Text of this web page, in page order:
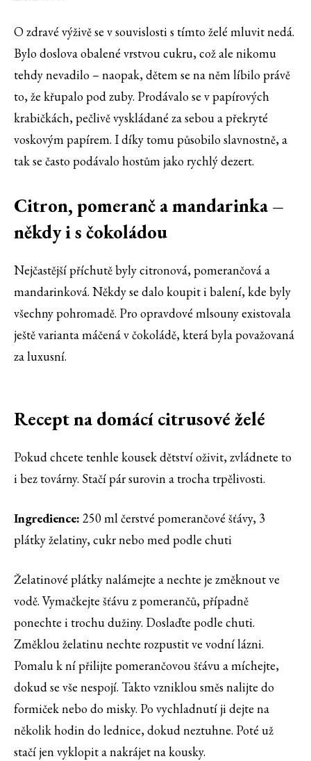
O zdravé výživě se v souvislosti s tímto želé mluvit nedá.
Bylo doslova obalené vrstvou cukru, což ale nikomu
tehdy nevadilo – naopak, dětem se na něm líbilo právě
to, že křupalo pod zuby. Prodávalo se v papírových
krabičkách, pečlivě vyskládané za sebou a překryté
voskovým papírem. I díky tomu působilo slavnostně, a
tak se často podávalo hostům jako rychlý dezert.
Citron, pomeranč a mandarinka –
někdy i s čokoládou
Nejčastější příchutě byly citronová, pomerančová a
mandarinková. Někdy se dalo koupit i balení, kde byly
všechny pohromadě. Pro opravdové mlsouny existovala
ještě varianta máčená v čokoládě, která byla považovaná
za luxusní.
Recept na domácí citrusové želé
Pokud chcete tenhle kousek dětství oživit, zvládnete to
i bez továrny. Stačí pár surovin a trocha trpělivosti.
Ingredience: 250 ml čerstvé pomerančové šťávy, 3
plátky želatiny, cukr nebo med podle chuti
Želatinové plátky nalámejte a nechte je změknout ve
vodě. Vymačkejte šťávu z pomerančů, případně
ponechte i trochu dužiny. Doslaďte podle chuti.
Změklou želatinu nechte rozpustit ve vodní lázni.
Pomalu k ní přilijte pomerančovou šťávu a míchejte,
dokud se vše nespojí. Takto vzniklou směs nalijte do
formiček nebo do misky. Po vychladnutí ji dejte na
několik hodin do lednice, dokud neztuhne. Poté už
stačí jen vyklopit a nakrájet na kousky.